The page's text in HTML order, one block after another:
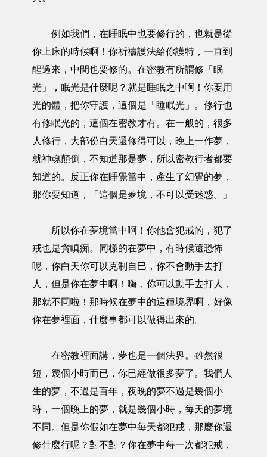
例如我們，在睡眠中也要修行的，也就是從
你上床的時候啊！你祈禱護法給你護特，一直到
醒過來，中間也要修的。在密教有所謂修「眠
光」，眠光是什麼呢？就是睡眠之中啊！你要用
光的體，把你守護，這個是「睡眠光」。修行也
有修眠光的，這個在密教才有。在一般的，很多
人修行，大部份白天還修得可以，晚上一作夢，
就神魂顛倒，不知道那是夢，所以密教行者都要
知道的。反正你在睡覺當中，產生了幻覺的夢，
那你要知道，「這個是夢境，不可以受迷惑。」
所以你在夢境當中啊！你他會犯戒的，犯了
戒也是貪瞋痴。同樣的在夢中，有時候還恐怖
呢，你白天你可以克制自巳，你不會動手去打
人，但是你在夢中啊！嗨，你可以動手去打人，
那就不同啦！那時候在夢中的這種境界啊，好像
你在夢裡面，什麼事都可以做得出來的。
在密教裡面講，夢也是一個法界。雖然很
短，幾個小時而已，你已經做很多夢了。我們人
生的夢，不過是百年，夜晚的夢不過是幾個小
時，一個晚上的夢，就是幾個小時，每天的夢境
不同。但是你假如在夢中每天都犯戒，那麼你還
修什麼行呢？對不對？你在夢中每一次都犯戒，